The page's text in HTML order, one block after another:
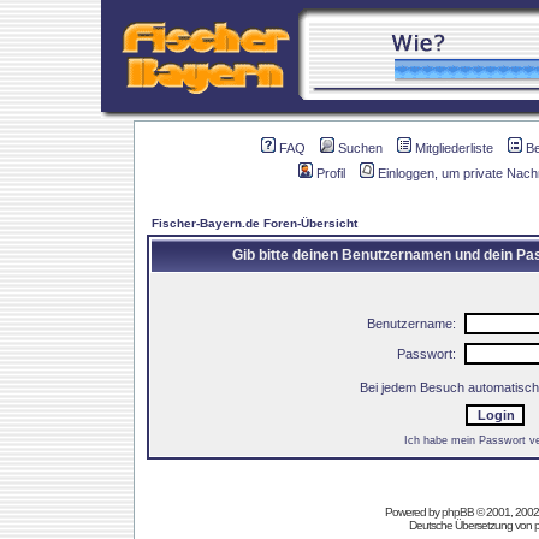
FAQ Suchen Mitgliederliste
Profil
Einloggen, um private
Fischer-Bayern.de Foren-Übersicht
Gib bitte deinen Benutzernamen und dein
Benutzername:
Passwort:
Bei jedem Besuch
Ich habe mein Passwort
Powered byphpBB© 2001,
Deutsche Übersetzung von